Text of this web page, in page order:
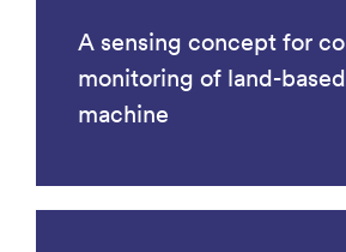
A sensing concept for
monitoring of land-
machine